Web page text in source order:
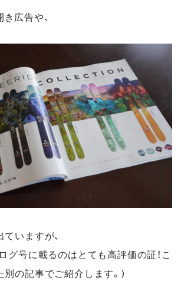
広告や、
いますが、
グ号に載るのはとても高評価の証！こ
の記事でご紹介します。)